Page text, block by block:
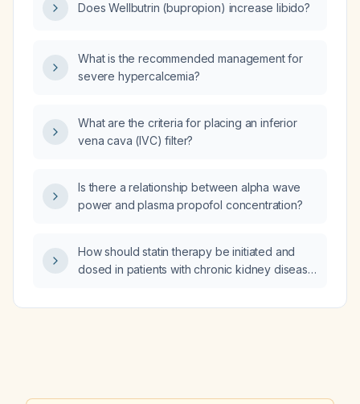
Does Wellbutrin (bupropion) increase libido?
What is the recommended management for
severe hypercalcemia?
What are the criteria for placing an inferior
vena cava (IVC) filter?
Is there a relationship between alpha wave
power and plasma propofol concentration?
How should statin therapy be initiated and
dosed in patients with chronic kidney disease
rate?